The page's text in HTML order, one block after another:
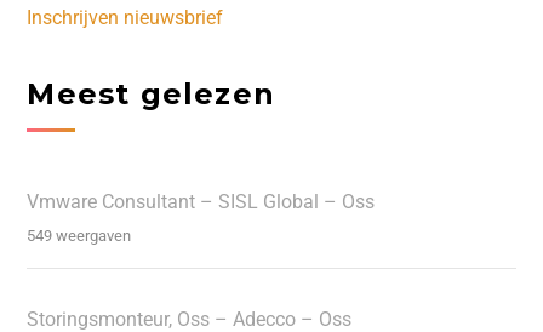
Inschrijven nieuwsbrief
Meest gelezen
Vmware Consultant – SISL Global – Oss
549 weergaven
Storingsmonteur, Oss – Adecco – Oss